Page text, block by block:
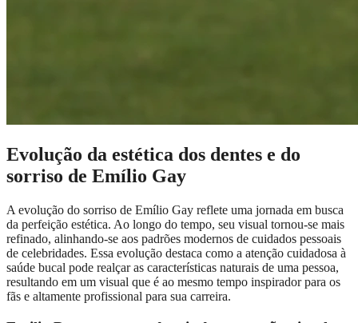
Evolução da estética dos dentes e do
sorriso de Emílio Gay
A evolução do sorriso de Emílio Gay reflete uma jornada em busca
da perfeição estética. Ao longo do tempo, seu visual tornou-se mais
refinado, alinhando-se aos padrões modernos de cuidados pessoais
de celebridades. Essa evolução destaca como a atenção cuidadosa à
saúde bucal pode realçar as características naturais de uma pessoa,
resultando em um visual que é ao mesmo tempo inspirador para os
fãs e altamente profissional para sua carreira.